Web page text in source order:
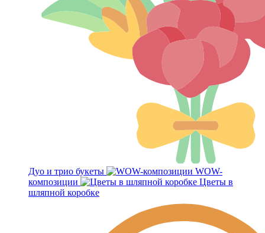
Дуо и трио букеты
WOW-
композиции
Цветы в
шляпной коробке